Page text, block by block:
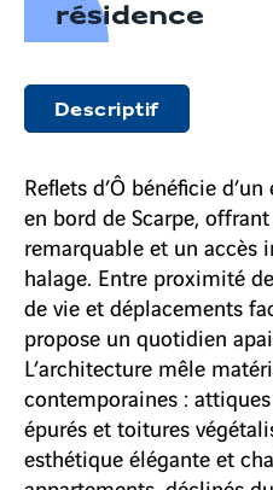
résidence
Descriptif
Reflets d’Ô bénéficie
en bord de Scarpe,
remarquable et un accès
halage. Entre proximité
de vie et déplacements
propose un quotidien
L’architecture mêle
contemporaines :
épurés et toitures
esthétique élégante et